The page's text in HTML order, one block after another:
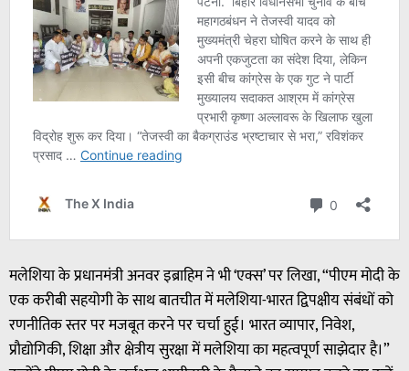
मलेशिया के प्रधानमंत्री अनवर इब्राहिम ने भी ‘एक्स’ पर लिखा, “पीएम मोदी के
एक करीबी सहयोगी के साथ बातचीत में मलेशिया-भारत द्विपक्षीय संबंधों को
रणनीतिक स्तर पर मजबूत करने पर चर्चा हुई। भारत व्यापार, निवेश,
प्रौद्योगिकी, शिक्षा और क्षेत्रीय सुरक्षा में मलेशिया का महत्वपूर्ण साझेदार है।”